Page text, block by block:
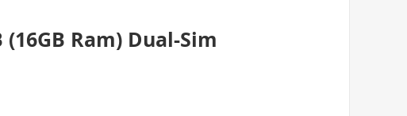
(16GB Ram) Dual-Sim